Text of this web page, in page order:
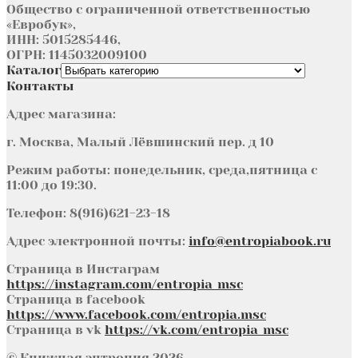
Общество с ограниченной ответственностью
«Евробук»,
ИНН: 5015285446,
ОГРН: 1145032009100
Каталог
Контакты
Адрес магазина:
г. Москва, Малый Лёвшинский пер. д 10
Режим работы: понедельник, среда,пятница с
11:00 до 19:30.
Телефон: 8(916)621-23-18
Адрес электронной почты: info@entropiabook.ru
Страница в Инстаграм
https://instagram.com/entropia_msc
Страница в facebook
https://www.facebook.com/entropia.msc
Страница в vk https://vk.com/entropia_msc